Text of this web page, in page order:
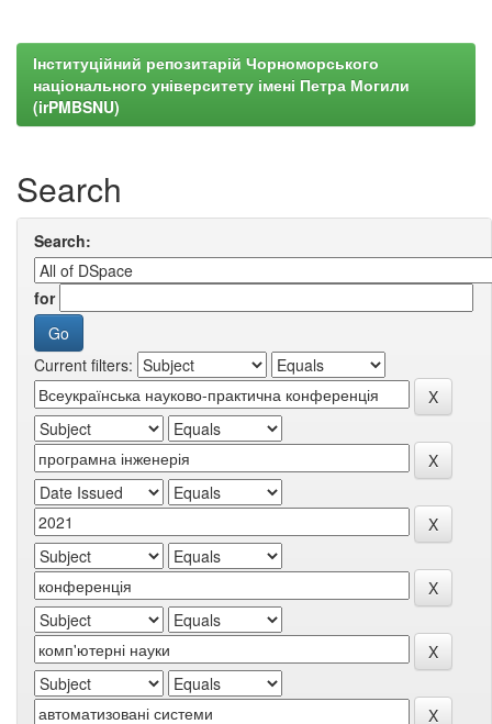
Інституційний репозитарій Чорноморського
національного університету імені Петра Могили
(irPMBSNU)
Search
Search:
for
Current filters: